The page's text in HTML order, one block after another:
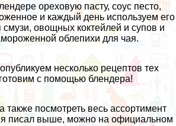
ореховую пасту, соус песто,
и каждый день используем его
смузи, овощных коктейлей и супов и
облепихи для чая.
несколько рецептов тех
с помощью блендера!
также посмотреть весь ассортимент
я писал выше, можно на официальном